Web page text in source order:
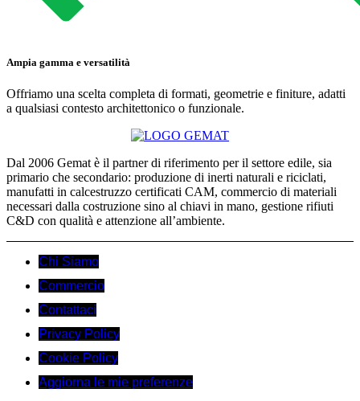
Ampia gamma e versatilità
Offriamo una scelta completa di formati, geometrie e finiture, adatti
a qualsiasi contesto architettonico o funzionale.
Dal 2006 Gemat è il partner di riferimento per il settore edile, sia
primario che secondario: produzione di inerti naturali e riciclati,
manufatti in calcestruzzo certificati CAM, commercio di materiali
necessari dalla costruzione sino al chiavi in mano, gestione rifiuti
C&D con qualità e attenzione all’ambiente.
Chi Siamo
Commercio
Contattaci
Privacy Policy
Cookie Policy
Aggiorna le mie preferenze